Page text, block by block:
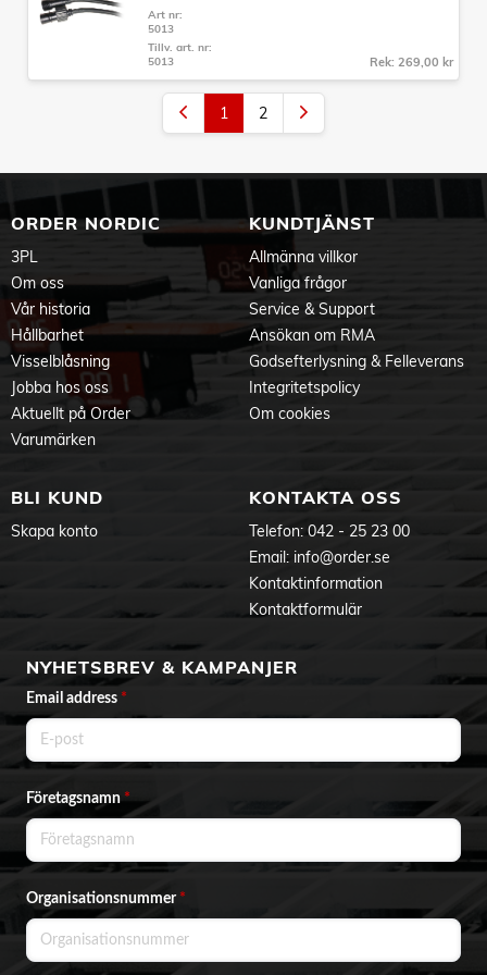
Art nr:
5013
Tillv. art. nr:
5013
Rek: 269,00 kr
1 2
ORDER NORDIC
3PL
Om oss
Vår historia
Hållbarhet
Visselblåsning
Jobba hos oss
Aktuellt på Order
Varumärken
KUNDTJÄNST
Allmänna villkor
Vanliga frågor
Service & Support
Ansökan om RMA
Godsefterlysning & Felleverans
Integritetspolicy
Om cookies
BLI KUND
Skapa konto
KONTAKTA OSS
Telefon: 042 - 25 23 00
Email: info@order.se
Kontaktinformation
Kontaktformulär
NYHETSBREV & KAMPANJER
Email address *
Företagsnamn*
Organisationsnummer *